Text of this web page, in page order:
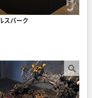
スパーク